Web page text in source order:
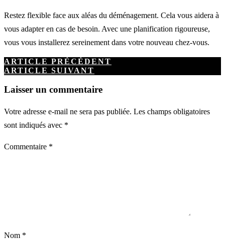
Restez flexible face aux aléas du déménagement. Cela vous aidera à
vous adapter en cas de besoin. Avec une planification rigoureuse,
vous vous installerez sereinement dans votre nouveau chez-vous.
ARTICLE PRÉCÉDENT
ARTICLE SUIVANT
Laisser un commentaire
Votre adresse e-mail ne sera pas publiée. Les champs obligatoires
sont indiqués avec *
Commentaire *
Nom *